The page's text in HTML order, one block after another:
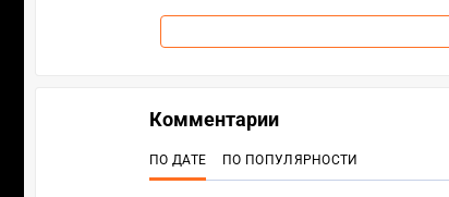
Комментарии
ПО ДАТЕ ПО ПОПУЛЯРНОСТИ